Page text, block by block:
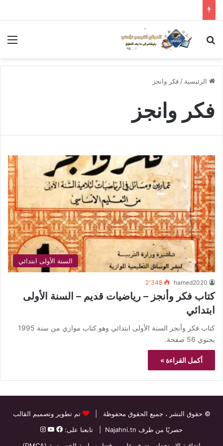
بحث عن
الرئيسية / فكر وانجز
فكر وانجز
السنة الأولى ابتدائي
hamed2020 2٬348
كتاب فكر وأنجز – رياضيات قديم – السنة الأولى
ابتدائي
كتاب فكر وأنجز السنة الأولى ابتدائي وهو كتاب موازي من سنة 1995
يحتوي 56 صفحة.
أكمل القراءة »
© حقوق النشر ، جميع الحقوق محفوظة |
تم تطوير وتصميم القالب
حصريًا من طرف Najahni.tn | تابعنا على: